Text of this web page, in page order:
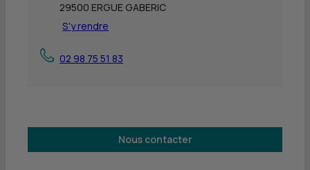
29500 ERGUE GABERIC
S'y rendre
02 98 75 51 83
Nous contacter